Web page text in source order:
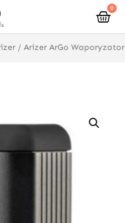
0
/ Arizer ArGo Waporyzator